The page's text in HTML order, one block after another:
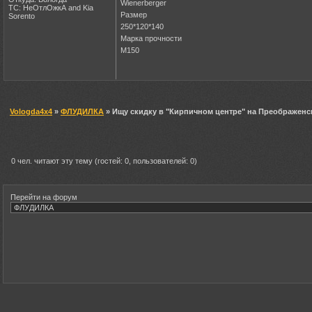
ТС: НеОтлОжкА and Kia
Sorento
Wienerberger
Размер
250*120*140
Марка прочности
М150
Vologda4x4 » ФЛУДИЛКА » Ищу скидку в "Кирпичном центре" на
0 чел. читают эту тему (гостей: 0, пользователей: 0)
Перейти на форум